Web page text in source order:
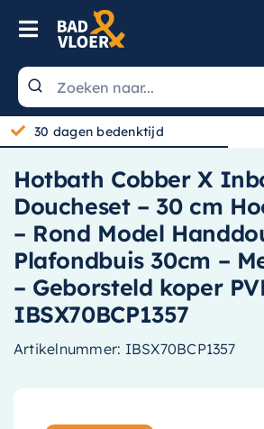
Skip to content
Toggle Navigation
Wastafels
Toiletten
Spiegels
Kranen
Douche
Badkamermeubels
30 dagen bedenktijd
Hotbath Cobber X
Doucheset – 30 cm
– Rond Model
Plafondbuis 30cm –
– Geborsteld koper
IBSX70BCP1357
Artikelnummer: IBSX70BCP1357